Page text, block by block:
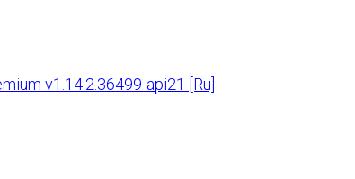
v1.14.2.36499-api21 [Ru]